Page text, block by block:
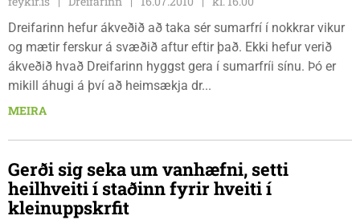
Dreifarinn hefur ákveðið að taka sér sumarfrí í nokkrar vikur
og mætir ferskur á svæðið aftur eftir það. Ekki hefur verið
ákveðið hvað Dreifarinn hyggst gera í sumarfríi sínu. Þó er
mikill áhugi á því að heimsækja dr...
MEIRA
Gerði sig seka um vanhæfni, setti
heilhveiti í staðinn fyrir hveiti í
kleinuppskrfit